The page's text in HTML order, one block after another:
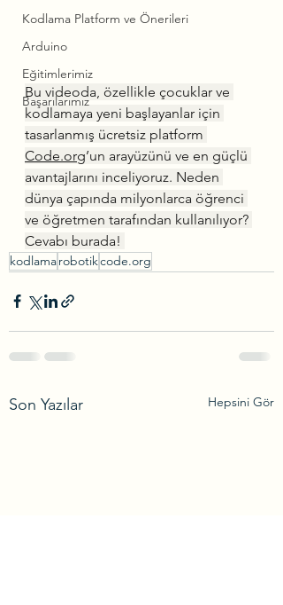
Kodlama Platform ve Önerileri
Arduino
Eğitimlerimiz
Başarılarımız
Bu videoda, özellikle çocuklar ve
kodlamaya yeni başlayanlar için
tasarlanmış ücretsiz platform
Code.org’un arayüzünü ve en güçlü
avantajlarını inceliyoruz. Neden
dünya çapında milyonlarca öğrenci
ve öğretmen tarafından kullanılıyor?
Cevabı burada!
kodlamarobotikcode.org
Son Yazılar Hepsini Gör